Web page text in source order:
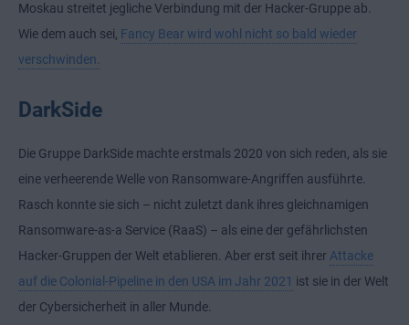
Moskau streitet jegliche Verbindung mit der Hacker-Gruppe ab.
Wie dem auch sei, Fancy Bear wird wohl nicht so bald wieder
verschwinden.
DarkSide
Die Gruppe DarkSide machte erstmals 2020 von sich reden, als sie
eine verheerende Welle von Ransomware-Angriffen ausführte.
Rasch konnte sie sich – nicht zuletzt dank ihres gleichnamigen
Ransomware-as-a Service (RaaS) – als eine der gefährlichsten
Hacker-Gruppen der Welt etablieren. Aber erst seit ihrer Attacke
auf die Colonial-Pipeline in den USA im Jahr 2021 ist sie in der Welt
der Cybersicherheit in aller Munde.